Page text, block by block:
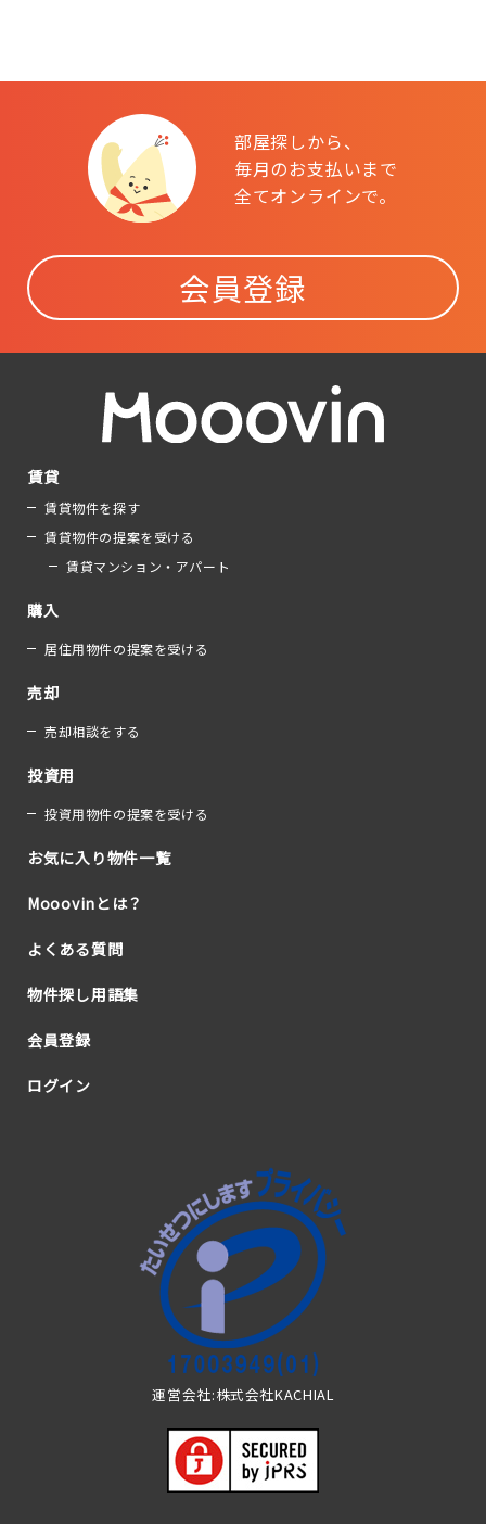
部屋探しから、
毎月のお支払いまで
全てオンラインで。
会員登録
賃貸
賃貸物件を探す
賃貸物件の提案を受ける
賃貸マンション・アパート
購入
居住用物件の提案を受ける
売却
売却相談をする
投資用
投資用物件の提案を受ける
お気に入り物件一覧
Mooovinとは？
よくある質問
物件探し用語集
会員登録
ログイン
運営会社:株式会社KACHIAL